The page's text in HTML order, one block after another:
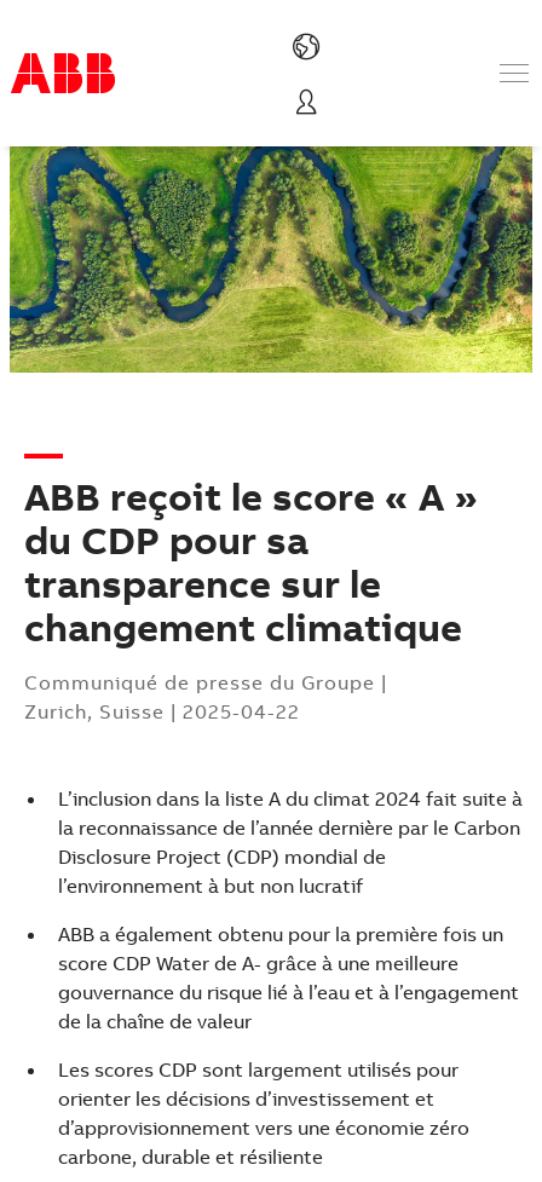
Produits & Services
Industries
Services
A propos
Où acheter
Contactez-nous
Carrières
Products
See more products
Shopping list preview
ABB reçoit le score « A »
du CDP pour sa
transparence sur le
changement climatique
Communiqué de presse du Groupe |
Zurich, Suisse | 2025-04-22
L’inclusion dans la liste A du climat 2024 fait suite à
la reconnaissance de l’année dernière par le Carbon
Disclosure Project (CDP) mondial de
l’environnement à but non lucratif
ABB a également obtenu pour la première fois un
score CDP Water de A- grâce à une meilleure
gouvernance du risque lié à l’eau et à l’engagement
de la chaîne de valeur
Les scores CDP sont largement utilisés pour
orienter les décisions d’investissement et
d’approvisionnement vers une économie zéro
carbone, durable et résiliente